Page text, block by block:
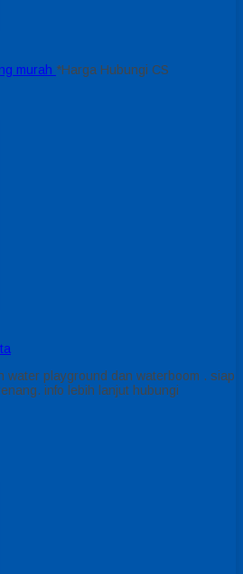
murah *Harga Hubungi CS
water playground dan waterboom . siap
info lebih lanjut hubungi